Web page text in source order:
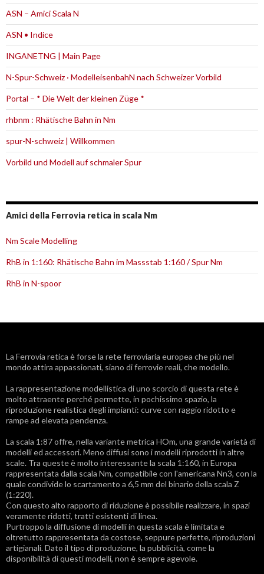
ASN – Amici Scala N
ASN • Indice
INGANETNG | Main Page
N-Spur-Schweiz · ModelleisenbahN nach Schweizer Vorbild
Portal – * Die Welt der kleinen Züge *
rhbnm : Rhätische Bahn in Nm
spur-N-schweiz | Willkommen
Vorbild und Modell auf schmaler Spur
Amici della Ferrovia retica in scala Nm
Nm Scale Modelling
RhB in 1:160: Rhätische Bahn im Massstab 1:160 / Spur Nm
RhB in N-spoor
La Ferrovia retica è forse la rete ferroviaria europea che più nel
mondo attira appassionati, siano di ferrovie reali, che modello.
La rappresentazione modellistica di uno scorcio di questa rete è
molto attraente perché permette, in pochissimo spazio, la
riproduzione realistica degli impianti: curve con raggio ridotto e
rampe ad elevata pendenza.
La scala 1:87 offre, nella variante metrica HOm, una grande varietà di
modelli ed accessori. Meno diffusi sono i modelli riprodotti in altre
scale. Tra queste è molto interessante la scala 1:160, in Europa
rappresentata dalla scala Nm, compatibile con l'americana Nn3, con la
quale condivide lo scartamento a 6,5 mm del binario della scala Z
(1:220).
Con questo alto rapporto di riduzione è possibile realizzare, in spazi
veramente ridotti, tratti esistenti di linea.
Purtroppo la diffusione di modelli in questa scala è limitata e
oltretutto rappresentata da costose, seppure perfette, riproduzioni
artigianali. Dato il tipo di produzione, la pubblicità, come la
disponibilità di questi modelli, non è sempre agevole.